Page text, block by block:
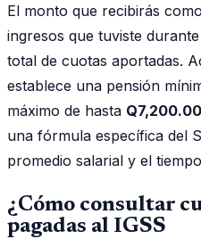
El monto que recibirás
ingresos que tuviste
total de cuotas aportadas.
establece una pensión
máximo de hasta Q7,200.00
una fórmula específica del
promedio salarial y el
¿Cómo consultar
pagadas al IGSS